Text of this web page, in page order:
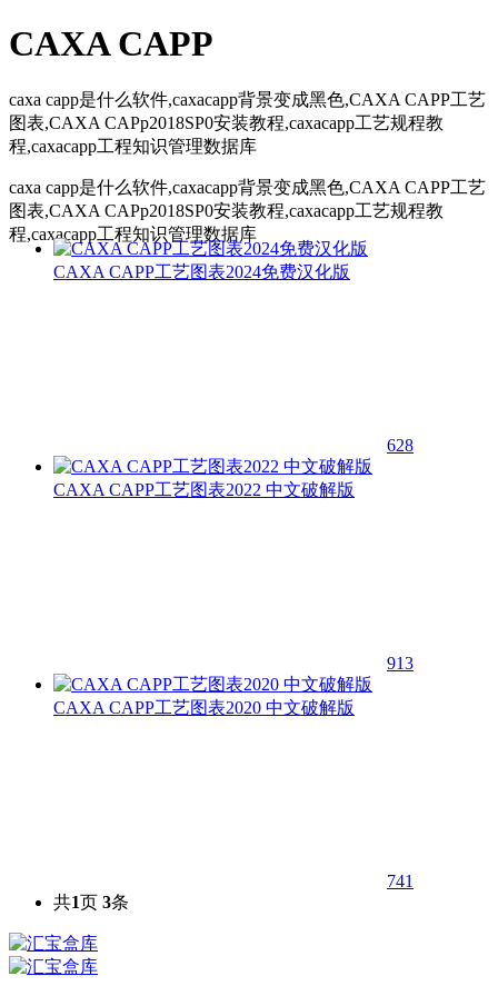
CAXA CAPP
caxa capp是什么软件,caxacapp背景变成黑色,CAXA CAPP工艺
图表,CAXA CAPp2018SP0安装教程,caxacapp工艺规程教
程,caxacapp工程知识管理数据库
caxa capp是什么软件,caxacapp背景变成黑色,CAXA CAPP工艺
图表,CAXA CAPp2018SP0安装教程,caxacapp工艺规程教
程,caxacapp工程知识管理数据库
CAXA CAPP工艺图表2024免费汉化版
628
CAXA CAPP工艺图表2022 中文破解版
913
CAXA CAPP工艺图表2020 中文破解版
741
共1页 3条